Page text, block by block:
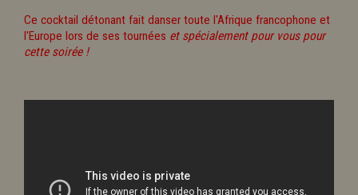
Ce cocktail détonant fait danser toute l'Afrique francophone et
l'Europe lors de ses tournées et spécialement pour vous pour
cette soirée !